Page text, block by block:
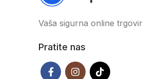
Vaša sigurna online
Pratite nas